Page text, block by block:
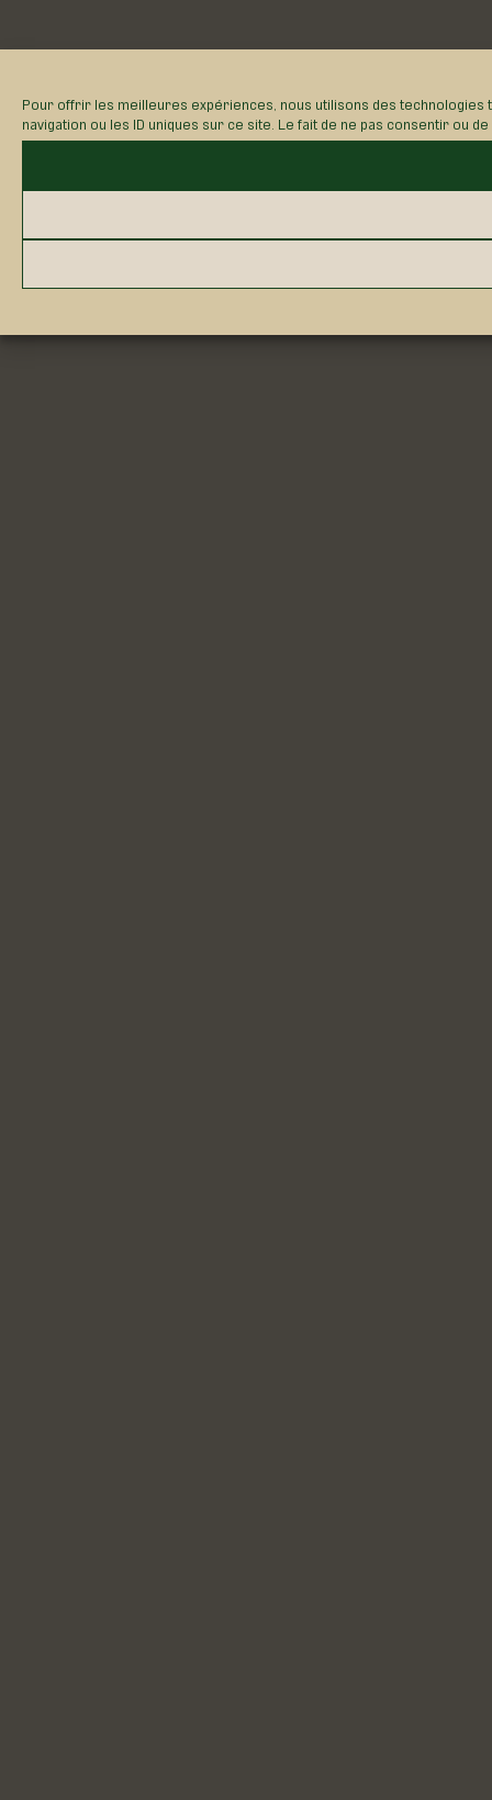
Pour offrir les meilleures expériences, nous utilisons des
navigation ou les ID uniques sur ce site. Le fait de ne pas consentir